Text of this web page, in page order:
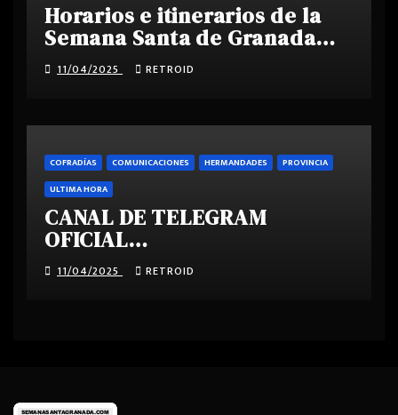
Horarios e itinerarios de la
Semana Santa de Granada
2025
11/04/2025 RETROID
COFRADÍAS COMUNICACIONES HERMANDADES
PROVINCIA
ULTIMA HORA
CANAL DE TELEGRAM
OFICIAL
SEMANASANTAGRANADA.COM
11/04/2025 RETROID